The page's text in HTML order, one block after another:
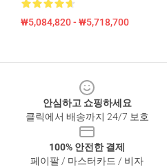
₩5,084,820 - ₩5,718,700
안심하고 쇼핑하세요
클릭에서 배송까지 24/7 보호
100% 안전한 결제
페이팔 / 마스터카드 / 비자